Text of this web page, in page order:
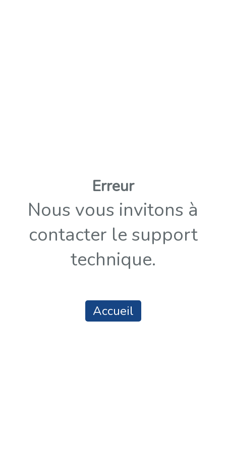
Erreur
Nous vous invitons à
contacter le support
technique.
Accueil